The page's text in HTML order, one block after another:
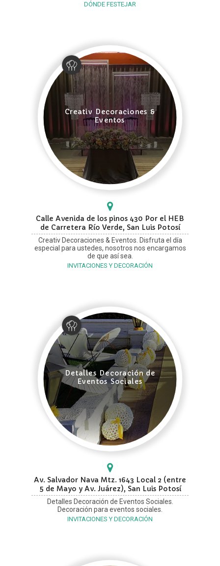
DÓNDE FESTEJAR
Creativ Decoraciones &
Eventos
Calle Avenida de los pinos 430 Por el HEB
de Carretera Río Verde, San Luis Potosí
Creativ Decoraciones & Eventos. Disfruta el día
especial para ustedes, nosotros nos encargamos
de que así sea.
INVITACIONES Y DECORACIÓN
Detalles Decoración de
Eventos Sociales
Av. Salvador Nava Mtz. 1643 Local 2 (entre
5 de Mayo y Av. Juárez), San Luis Potosí
Detalles Decoración de Eventos Sociales.
Decoración para eventos sociales.
INVITACIONES Y DECORACIÓN